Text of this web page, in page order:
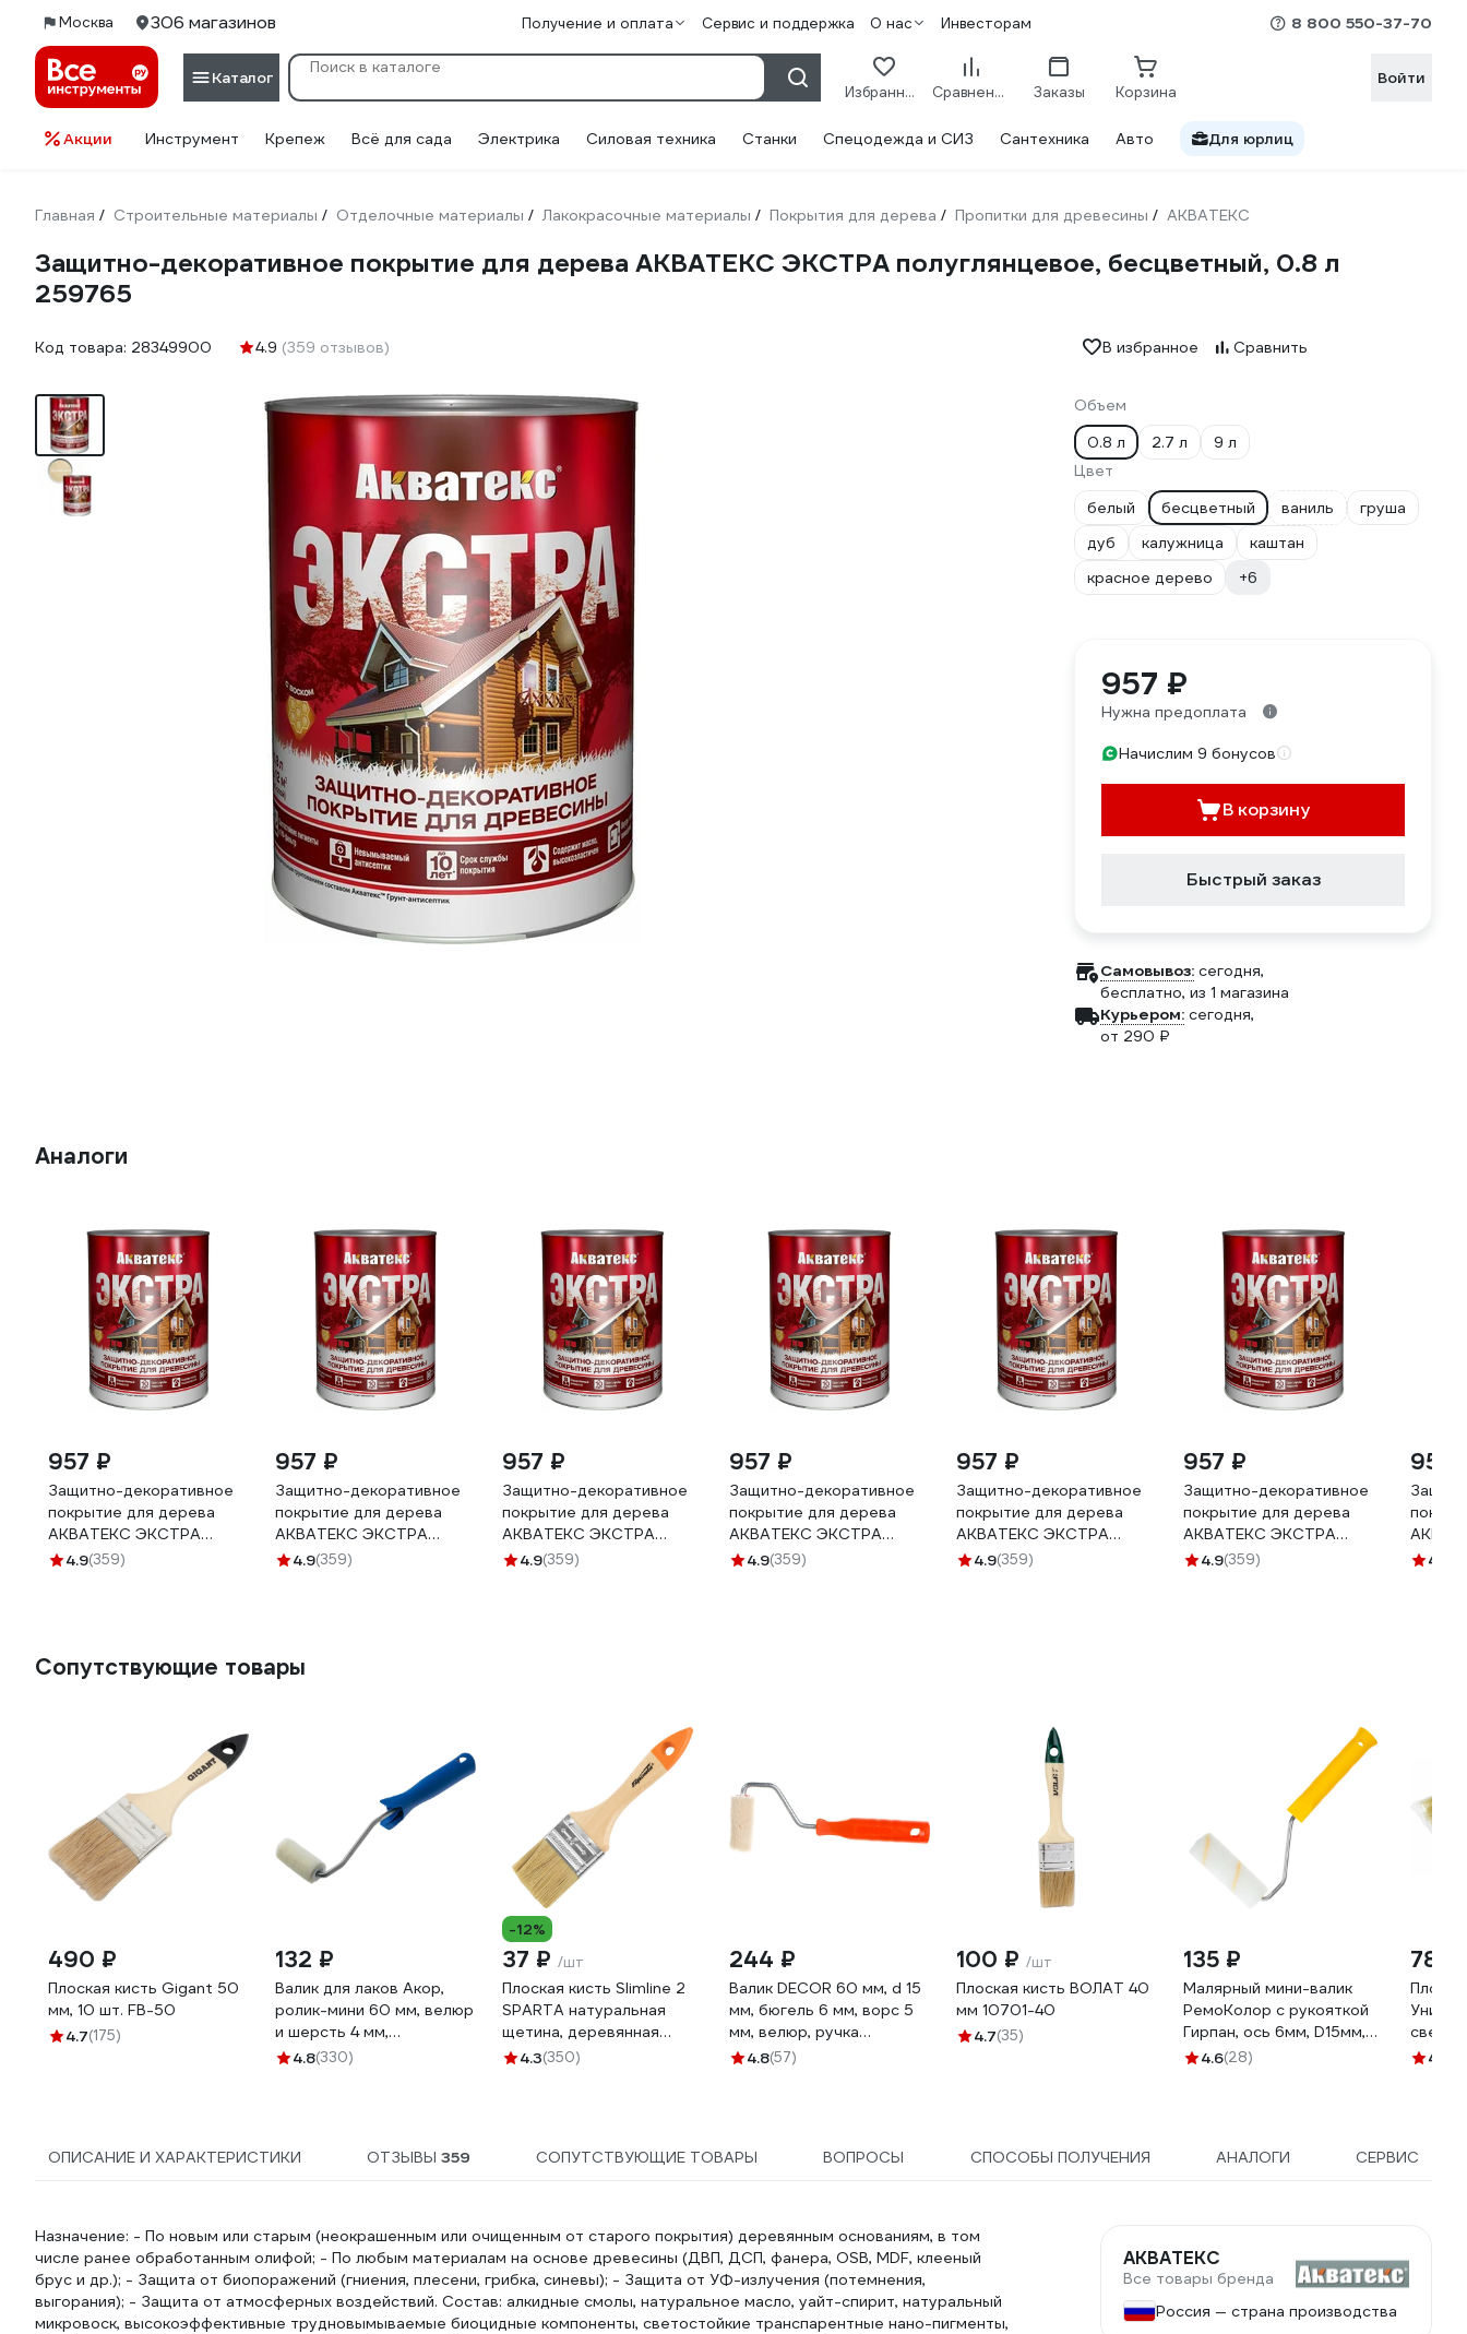
Москва 306 магазинов Получение и оплата Сервис и поддержка О нас Инвесторам 8 800 550-37-70
Каталог
Избранное Сравнение Заказы Корзина
Войти
Акции Инструмент Крепеж Всё для сада Электрика Силовая техника Станки Спецодежда и СИЗ Сантехника Авто Для юрлиц
Главная / Строительные материалы / Отделочные материалы / Лакокрасочные материалы / Покрытия для дерева / Пропитки для древесины / АКВАТЕКС
Защитно-декоративное покрытие для дерева АКВАТЕКС ЭКСТРА полуглянцевое, бесцветный, 0.8 л
259765
Код товара: 28349900 4.9 (359 отзывов) В избранное Сравнить
Объем
0.8 л
2.7 л
9 л
Цвет
белый
бесцветный ваниль
груша
дуб
калужница
каштан
красное дерево
+6
957 ₽
Нужна предоплата
Начислим 9 бонусов
В корзину
Быстрый заказ
Самовывоз: сегодня,
бесплатно, из 1 магазина
Курьером: сегодня,
от 290 ₽
Аналоги
957 ₽
Защитно-декоративное
покрытие для дерева
АКВАТЕКС ЭКСТРА
полуглянцевое, красное
4.9(359)
957 ₽
Защитно-декоративное
покрытие для дерева
АКВАТЕКС ЭКСТРА
полуглянцевое,
4.9(359)
957 ₽
Защитно-декоративное
покрытие для дерева
АКВАТЕКС ЭКСТРА
полуглянцевое, рябина,
4.9(359)
957 ₽
Защитно-декоративное
покрытие для дерева
АКВАТЕКС ЭКСТРА
полуглянцевое, груша,
4.9(359)
957 ₽
Защитно-декоративное
покрытие для дерева
АКВАТЕКС ЭКСТРА
полуглянцевое,
4.9(359)
957 ₽
Защитно-декоративное
покрытие для дерева
АКВАТЕКС ЭКСТРА
полуглянцевое, белый,
4.9(359)
957
4.9
Сопутствующие товары
490 ₽
Плоская кисть Gigant 50
мм, 10 шт. FB-50
4.7(175)
132 ₽
Валик для лаков Акор,
ролик-мини 60 мм, велюр
и шерсть 4 мм,
кронштейн 6 мм, Мастер
4.8(330)
-12%
37 ₽ /шт
Плоская кисть Slimline 2
SPARTA натуральная
щетина, деревянная
ручка 824305
4.3(350)
244 ₽
Валик DECOR 60 мм, d 15
мм, бюгель 6 мм, ворс 5
мм, велюр, ручка
стандарт mini 903-3060
4.8(57)
100 ₽ /шт
Плоская кисть ВОЛАТ 40
мм 10701-40
4.7(35)
135 ₽
Малярный мини-валик
РемоКолор с рукояткой
Гирпан, ось 6мм, D15мм,
100мм, 06-4-521
4.6(28)
78 ₽
4.7
ОПИСАНИЕ И ХАРАКТЕРИСТИКИ ОТЗЫВЫ359 СОПУТСТВУЮЩИЕ ТОВАРЫ ВОПРОСЫ СПОСОБЫ ПОЛУЧЕНИЯ АНАЛОГИ СЕРВИС
Назначение: - По новым или старым (неокрашенным или очищенным от старого покрытия) деревянным основаниям, в том
числе ранее обработанным олифой; - По любым материалам на основе древесины (ДВП, ДСП, фанера, OSB, MDF, клееный
брус и др.); - Защита от биопоражений (гниения, плесени, грибка, синевы); - Защита от УФ-излучения (потемнения,
выгорания); - Защита от атмосферных воздействий. Состав: алкидные смолы, натуральное масло, уайт-спирит, натуральный
микровоск, высокоэффективные трудновымываемые биоцидные компоненты, светостойкие транспарентные нано-пигменты,
АКВАТЕКС
Все товары бренда
Россия — страна производства